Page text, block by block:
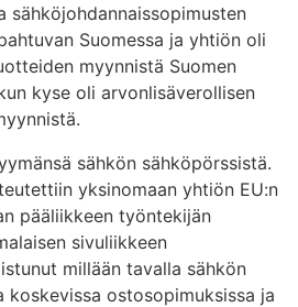
sähköjohdannaissopimusten
Suomessa ja yhtiön oli
myynnistä Suomen
kyse oli arvonlisäverollisen
sähkön sähköpörssistä.
yksinomaan yhtiön EU:n
pääliikkeen työntekijän
sivuliikkeen
millään tavalla sähkön
koskevissa ostosopimuksissa ja